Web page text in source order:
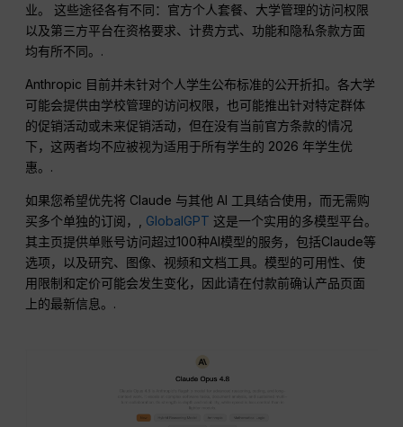
业。 这些途径各有不同：官方个人套餐、大学管理的访问权限
以及第三方平台在资格要求、计费方式、功能和隐私条款方面
均有所不同。.
Anthropic 目前并未针对个人学生公布标准的公开折扣。各大学
可能会提供由学校管理的访问权限，也可能推出针对特定群体
的促销活动或未来促销活动，但在没有当前官方条款的情况
下，这两者均不应被视为适用于所有学生的 2026 年学生优
惠。.
如果您希望优先将 Claude 与其他 AI 工具结合使用，而无需购
买多个单独的订阅，, GlobalGPT 这是一个实用的多模型平台。
其主页提供单账号访问超过100种AI模型的服务，包括Claude等
选项，以及研究、图像、视频和文档工具。模型的可用性、使
用限制和定价可能会发生变化，因此请在付款前确认产品页面
上的最新信息。.